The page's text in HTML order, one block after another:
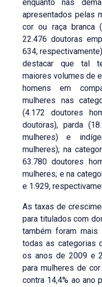
enquanto nas
apresentados pelas
cor ou raça branca
22.476 doutoras
634,
destacar que tal
maiores volumes de
homens em
mulheres nas
(4.172 doutores
doutoras), parda
mulheres) e
mulheres); na
63.780 doutores
mulheres; e na
e 1.929,
As taxas de
para titulados com
também foram mais
todas as categorias
os anos de 2009 e
para mulheres de
contra 14,4% ao ano